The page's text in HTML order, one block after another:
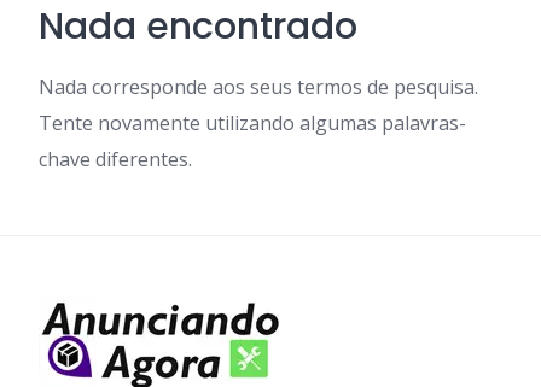
Nada encontrado
Nada corresponde aos seus termos de pesquisa.
Tente novamente utilizando algumas palavras-
chave diferentes.